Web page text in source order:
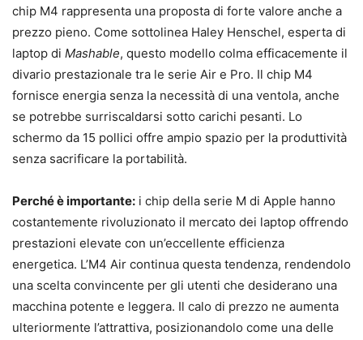
chip M4 rappresenta una proposta di forte valore anche a
prezzo pieno. Come sottolinea Haley Henschel, esperta di
laptop di Mashable, questo modello colma efficacemente il
divario prestazionale tra le serie Air e Pro. Il chip M4
fornisce energia senza la necessità di una ventola, anche
se potrebbe surriscaldarsi sotto carichi pesanti. Lo
schermo da 15 pollici offre ampio spazio per la produttività
senza sacrificare la portabilità.
Perché è importante: i chip della serie M di Apple hanno
costantemente rivoluzionato il mercato dei laptop offrendo
prestazioni elevate con un’eccellente efficienza
energetica. L’M4 Air continua questa tendenza, rendendolo
una scelta convincente per gli utenti che desiderano una
macchina potente e leggera. Il calo di prezzo ne aumenta
ulteriormente l’attrattiva, posizionandolo come una delle